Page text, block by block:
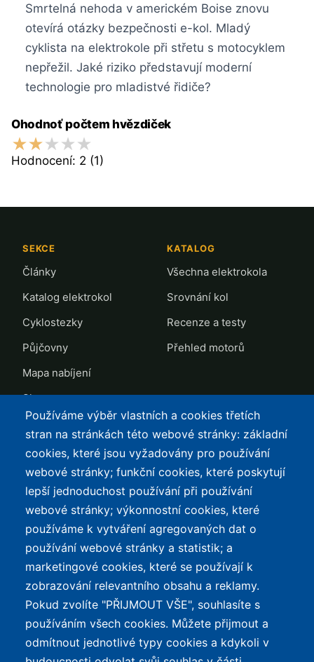
Smrtelná nehoda v americkém Boise znovu
otevírá otázky bezpečnosti e-kol. Mladý
cyklista na elektrokole při střetu s motocyklem
nepřežil. Jaké riziko představují moderní
technologie pro mladistvé řidiče?
Ohodnoť počtem hvězdiček
Hodnocení: 2 (1)
SEKCE
Články
Katalog elektrokol
Cyklostezky
Půjčovny
Mapa nabíjení
Slevy
KATALOG
Všechna elektrokola
Srovnání kol
Recenze a testy
Přehled motorů
TOP LISTY Z DAT
Přehled top listů
Nejlehčí elektrokola
Největší dojezd
Nejlevnější s Bosch CX
Největší poklesy cen
Nejlepší poměr
cena/výkon
SERVIS
Kontakt
Podmínky užívání a
ochrana osobních údajů
e-Biker Point
Mapa stránek
O WEBU
Průvodce světem
Používáme výběr vlastních a cookies třetích
stran na stránkách této webové stránky: základní
cookies, které jsou vyžadovány pro používání
webové stránky; funkční cookies, které poskytují
lepší jednoduchost používání při používání
webové stránky; výkonnostní cookies, které
používáme k vytváření agregovaných dat o
používání webové stránky a statistik; a
marketingové cookies, které se používají k
zobrazování relevantního obsahu a reklamy.
Pokud zvolíte "PŘIJMOUT VŠE", souhlasíte s
používáním všech cookies. Můžete přijmout a
odmítnout jednotlivé typy cookies a kdykoli v